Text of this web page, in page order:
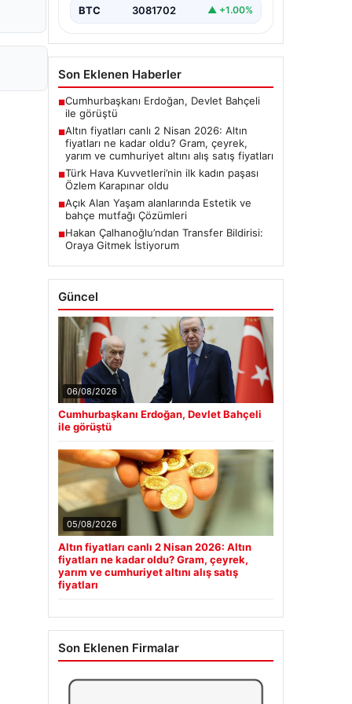
BTC 3081702 ▲ +1.00%
Son Eklenen Haberler
■Cumhurbaşkanı Erdoğan, Devlet Bahçeli
ile görüştü
■Altın fiyatları canlı 2 Nisan 2026: Altın
fiyatları ne kadar oldu? Gram, çeyrek,
yarım ve cumhuriyet altını alış satış fiyatları
■Türk Hava Kuvvetleri’nin ilk kadın paşası
Özlem Karapınar oldu
■Açık Alan Yaşam alanlarında Estetik ve
bahçe mutfağı Çözümleri
■Hakan Çalhanoğlu’ndan Transfer Bildirisi:
Oraya Gitmek İstiyorum
Güncel
06/08/2026
Cumhurbaşkanı Erdoğan, Devlet Bahçeli
ile görüştü
05/08/2026
Altın fiyatları canlı 2 Nisan 2026: Altın
fiyatları ne kadar oldu? Gram, çeyrek,
yarım ve cumhuriyet altını alış satış
fiyatları
Son Eklenen Firmalar